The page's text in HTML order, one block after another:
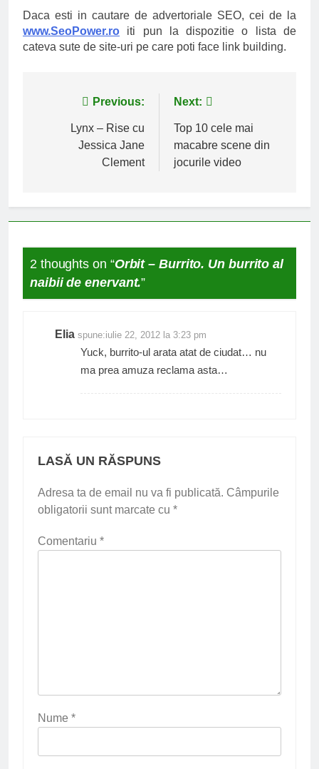
Daca esti in cautare de advertoriale SEO, cei de la
www.SeoPower.ro iti pun la dispozitie o lista de
cateva sute de site-uri pe care poti face link building.
NavigarePrevious:
Lynx – Rise cu
Jessica Jane
Clement
Next:
Top 10 cele mai
macabre scene din
jocurile video
2 thoughts on “Orbit – Burrito. Un burrito al
naibii de enervant.”
Elia spune:iulie 22, 2012 la 3:23 pm
Yuck, burrito-ul arata atat de ciudat… nu
ma prea amuza reclama asta…
LASĂ UN RĂSPUNS
Adresa ta de email nu va fi publicată. Câmpurile
obligatorii sunt marcate cu *
Comentariu *
Nume *